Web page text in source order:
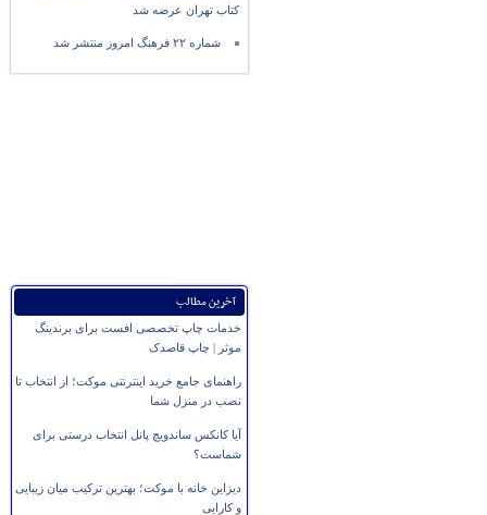
کتاب تهران عرضه شد
شماره ۲۲ فرهنگ امروز منتشر شد
آخرین مطالب
خدمات چاپ تخصصی افست برای برندینگ
موثر | چاپ قاصدک
راهنمای جامع خرید اینترنتی موکت؛ از انتخاب تا
نصب در منزل شما
آیا کانکس ساندویچ پانل انتخاب درستی برای
شماست؟
دیزاین خانه با موکت؛ بهترین ترکیب میان زیبایی
و کارایی